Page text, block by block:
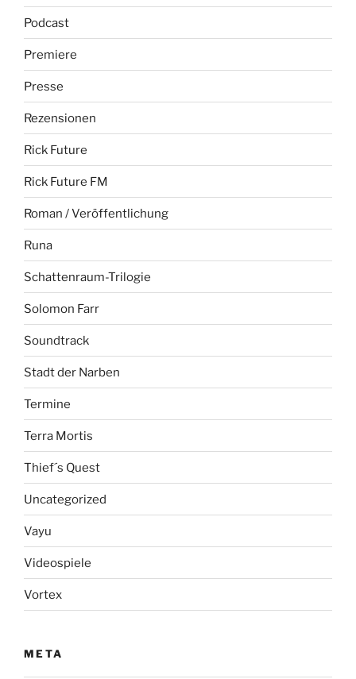
Podcast
Premiere
Presse
Rezensionen
Rick Future
Rick Future FM
Roman / Veröffentlichung
Runa
Schattenraum-Trilogie
Solomon Farr
Soundtrack
Stadt der Narben
Termine
Terra Mortis
Thief´s Quest
Uncategorized
Vayu
Videospiele
Vortex
META